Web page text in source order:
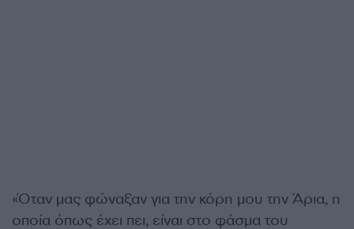
«Όταν μας φώναξαν για την κόρη μου την Άρια, η
οποία όπως έχει πει, είναι στο φάσμα του